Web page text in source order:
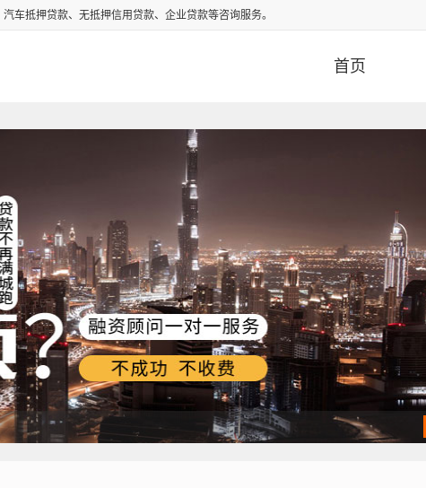
车抵押贷款、无抵押信用贷款、企业贷款等咨询服务。
首页